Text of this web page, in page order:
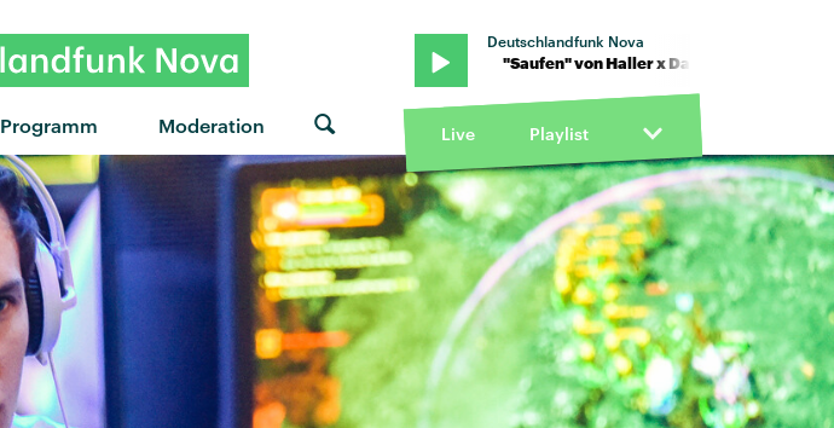
Programm Moderation
Deutschlandfunk Nova
"Saufen" von Haller x Das Lumpenpack · "Saufen" von Haller x Das Lumpenpack · "Saufen" von
Live Playlist